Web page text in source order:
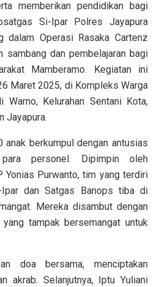
memberikan pendidikan bagi
Si-Ipar Polres Jayapura
dalam Operasi Rasaka Cartenz
sambang dan pembelajaran bagi
Mamberamo. Kegiatan ini
Maret 2025, di Kompleks Warga
Warno, Kelurahan Sentani Kota,
Jayapura.
anak berkumpul dengan antusias
para personel. Dipimpin oleh
Yonias Purwanto, tim yang terdiri
dan Satgas Banops tiba di
Mereka disambut dengan
tampak bersemangat untuk
doa bersama, menciptakan
akrab. Selanjutnya, Iptu Yuliani